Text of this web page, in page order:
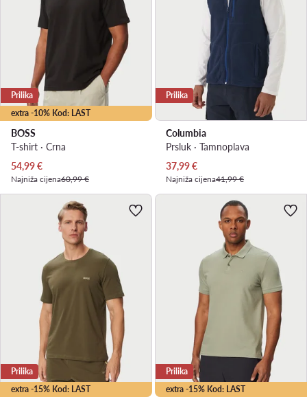
extra -10% Kod: LAST
Prilika
BOSS
T-shirt · Crna
Trenutna cijena
54,99€
Najniža cijena60,99 €
Prilika
Columbia
Prsluk · Tamnoplava
Trenutna cijena
37,99€
Najniža cijena41,99 €
extra -15% Kod: LAST
Prilika
extra -15% Kod: LAST
Prilika